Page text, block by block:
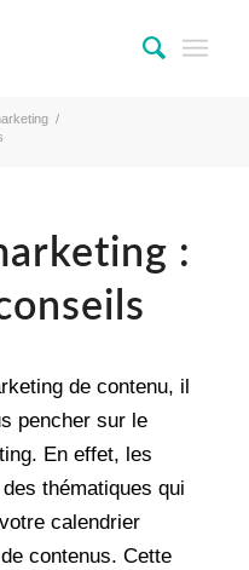
/
:
de contenu, il
pencher sur le
En effet, les
thématiques qui
calendrier
contenus. Cette